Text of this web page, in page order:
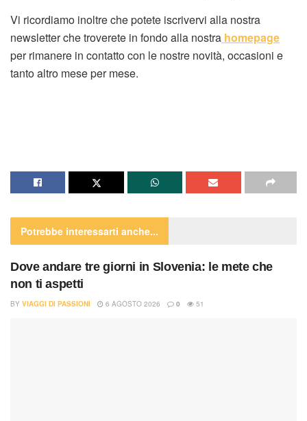
Vi ricordiamo inoltre che potete iscrivervi alla nostra
newsletter che troverete in fondo alla nostra homepage
per rimanere in contatto con le nostre novità, occasioni e
tanto altro mese per mese.
Potrebbe interessarti anche...
Dove andare tre giorni in Slovenia: le mete che
non ti aspetti
BY VIAGGI DI PASSIONI 6 AGOSTO 2026 0 51